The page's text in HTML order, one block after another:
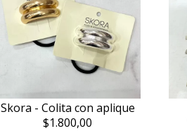
Skora - Colita con aplique
$1.800,00